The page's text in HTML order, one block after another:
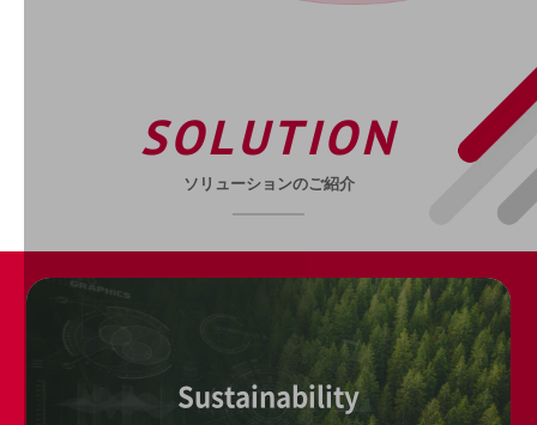
業種・業態で探す
業種・業態で探すTOP
一次産業
SOLUTION
ソリューションのご紹介
Sustainability